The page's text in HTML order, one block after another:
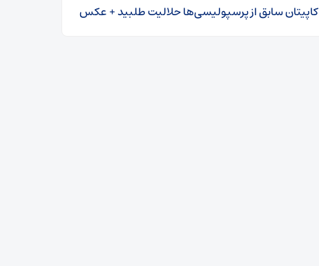
کاپیتان سابق از پرسپولیسی‌ها حلالیت طلبید + عکس